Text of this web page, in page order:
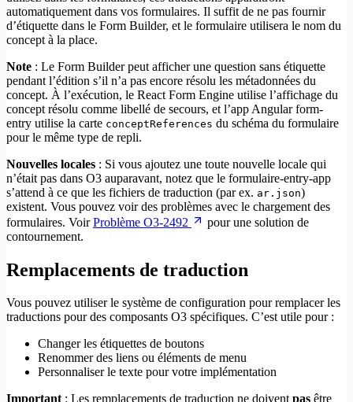
automatiquement dans vos formulaires. Il suffit de ne pas fournir
d’étiquette dans le Form Builder, et le formulaire utilisera le nom du
concept à la place.
Note : Le Form Builder peut afficher une question sans étiquette
pendant l’édition s’il n’a pas encore résolu les métadonnées du
concept. À l’exécution, le React Form Engine utilise l’affichage du
concept résolu comme libellé de secours, et l’app Angular form-
entry utilise la carte conceptReferences du schéma du formulaire
pour le même type de repli.
Nouvelles locales : Si vous ajoutez une toute nouvelle locale qui
n’était pas dans O3 auparavant, notez que le formulaire-entry-app
s’attend à ce que les fichiers de traduction (par ex. ar.json)
existent. Vous pouvez voir des problèmes avec le chargement des
formulaires. VoirProblème O3-2492
pour une solution de
contournement.
Remplacements de traduction
Vous pouvez utiliser le système de configuration pour remplacer les
traductions pour des composants O3 spécifiques. C’est utile pour :
Changer les étiquettes de boutons
Renommer des liens ou éléments de menu
Personnaliser le texte pour votre implémentation
Important : Les remplacements de traduction ne doivent pas être